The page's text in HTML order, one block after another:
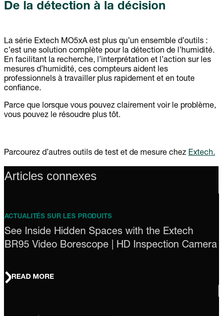
De la détection à la décision
La série Extech MO5xA est plus qu’un ensemble d’outils :
c’est une solution complète pour la détection de l’humidité.
En facilitant la recherche, l’interprétation et l’action sur les
mesures d’humidité, ces compteurs aident les
professionnels à travailler plus rapidement et en toute
confiance.
Parce que lorsque vous pouvez clairement voir le problème,
vous pouvez le résoudre plus tôt.
Parcourez d’autres outils de test et de mesure chez Extech.
Articles connexes
ACTUALITÉS SUR LES PRODUITS
See Inside Hidden Spaces with the Extech
BR95 Video Borescope | HD Inspection Camera
READ MORE